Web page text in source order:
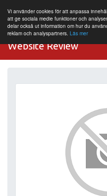
Vi använder cookies för att anpassa
att ge sociala medie funktioner och
delar också ut information om hur du
reklam och analyspartners. Läs mer
Website Review